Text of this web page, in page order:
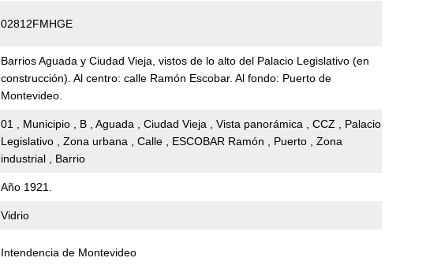
02812FMHGE
Barrios Aguada y Ciudad Vieja, vistos de lo alto del Palacio Legislativo (en
construcción). Al centro: calle Ramón Escobar. Al fondo: Puerto de
Montevideo.
01 , Municipio , B , Aguada , Ciudad Vieja , Vista panorámica , CCZ , Palacio
Legislativo , Zona urbana , Calle , ESCOBAR Ramón , Puerto , Zona
industrial , Barrio
Año 1921.
Vidrio
Intendencia de Montevideo